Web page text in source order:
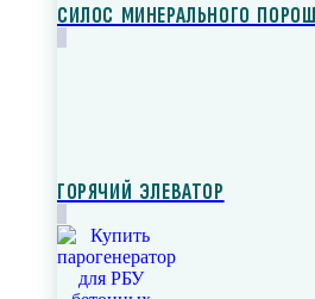
СИЛОС МИНЕРАЛЬНОГО
ГОРЯЧИЙ ЭЛЕВАТОР